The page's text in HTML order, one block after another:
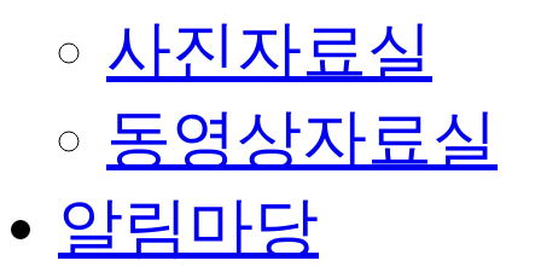
사진자료실
동영상자료실
알림마당